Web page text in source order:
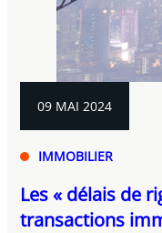
09 MAI 2024
IMMOBILIER
Les « délais de
transactions